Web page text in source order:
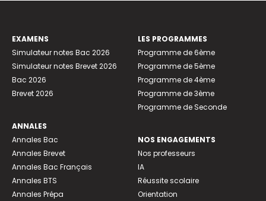
EXAMENS
Simulateur notes Bac 2026
Simulateur notes Brevet 2026
Bac 2026
Brevet 2026
ANNALES
Annales Bac
Annales Brevet
Annales Bac Français
Annales BTS
Annales Prépa
LES PROGRAMMES
Programme de 6ème
Programme de 5ème
Programme de 4ème
Programme de 3ème
Programme de Seconde
NOS ENGAGEMENTS
Nos professeurs
IA
Réussite scolaire
Orientation